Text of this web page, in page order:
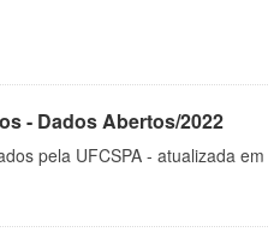
- Dados Abertos/2022
pela UFCSPA - atualizada